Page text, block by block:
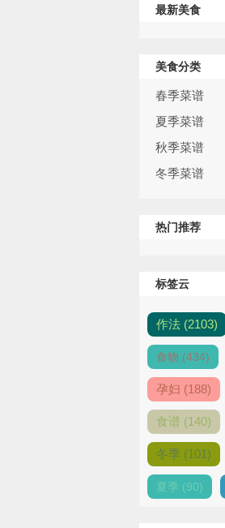
最新美食
美食分类
春季菜谱
夏季菜谱
秋季菜谱
冬季菜谱
热门推荐
标签云
作法 (2103)
食物 (434)
孕妇 (188)
食谱 (140)
冬季 (101)
夏季 (90)